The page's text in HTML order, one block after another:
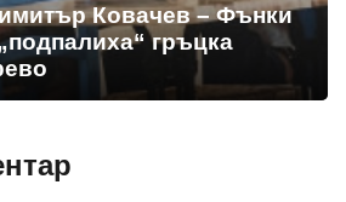
Ковачев – Фънки
гръцка